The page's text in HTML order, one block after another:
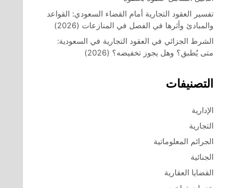
تفسير العقود التجارية أمام القضاء السعودي: القواعد
والمبادئ وأثرها في الفصل في المنازعات (2026)
الشرط الجزائي في العقود التجارية في السعودية:
متى يُطبق؟ وهل يجوز تخفيضه؟ (2026)
التصنيفات
الإدارية
التجارية
الجرائم المعلوماتية
الجنائية
القضايا العقارية